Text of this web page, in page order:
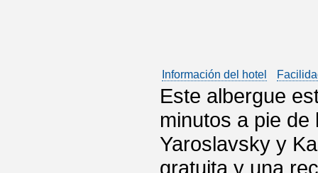
Información del hotel
Este albergue
minutos a pie
Yaroslavsky y
gratuita y una